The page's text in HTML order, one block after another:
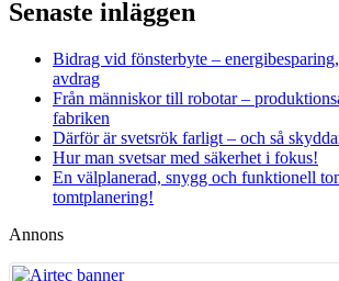
Senaste inläggen
Bidrag vid fönsterbyte –
avdrag
Från människor till robotar –
fabriken
Därför är svetsrök farligt – och så
Hur man svetsar med säkerhet i fokus!
En välplanerad, snygg och funktionell
tomtplanering!
Annons